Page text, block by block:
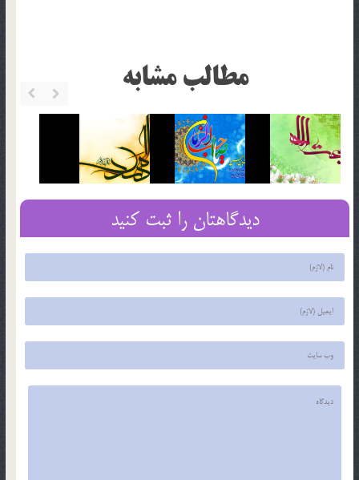
مطالب مشابه
دیدگاهتان را ثبت کنید